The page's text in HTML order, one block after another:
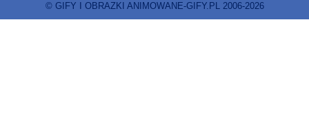
© GIFY I OBRAZKI ANIMOWANE-GIFY.PL 2006-2026